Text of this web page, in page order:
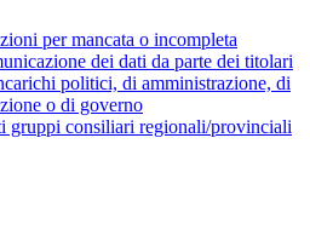
per mancata o incompleta
dei dati da parte dei titolari
politici, di amministrazione, di
o di governo
gruppi consiliari regionali/provinciali